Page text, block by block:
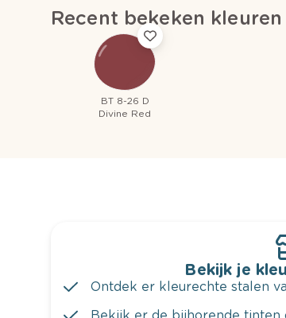
Recent bekeken kleuren
BT 8-26 D
Divine Red
Bekijk je
Ontdek er kleurechte stalen